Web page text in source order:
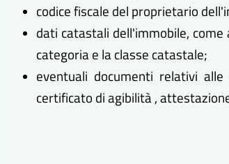
codice fiscale del proprietario
dati catastali dell'immobile,
categoria e la classe catastale;
eventuali documenti relativi
certificato di agibilità ,